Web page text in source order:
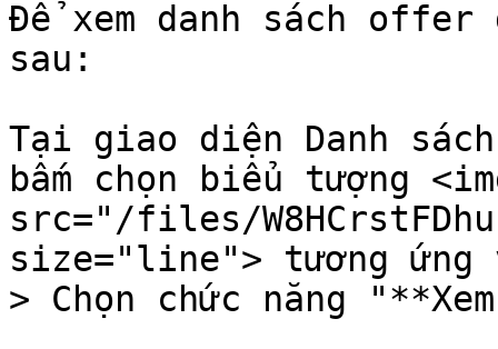
Để xem danh sách
sau:
Tại giao diện Danh
bấm chọn biểu tượng
src="/files/
size="line"> tương
> Chọn chức năng